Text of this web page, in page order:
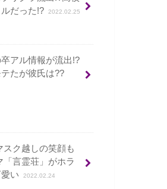
だった!?
2022.02.25
アル情報が流出!?
たが彼氏は??
スク越しの笑顔も
「言霊荘」がホラ
い
2022.02.24